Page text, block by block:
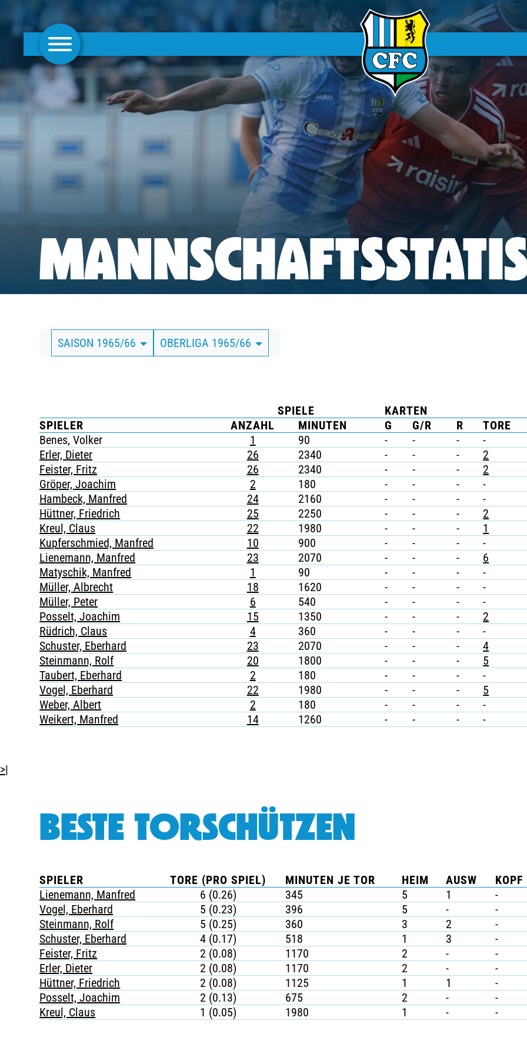
AKTUELLES
FRAUEN
CLUBMITGLIEDSCHAFT
BUSINESS
SÜDKURVE
TICKETING
SAISON 1965/66 OBERLIGA 1965/66
SPIELE
KARTEN
SPIELER
ANZAHL MINUTEN G G/R R
TORE
Benes, Volker
1 90 - - -
-
Erler, Dieter
26 2340 - - -
2
Feister, Fritz
26 2340 - - -
2
Gröper, Joachim
2 180 - - -
-
Hambeck, Manfred
24 2160 - - -
-
Hüttner, Friedrich
25 2250 - - -
2
Kreul, Claus
22 1980 - - -
1
Kupferschmied, Manfred
10 900 - - -
-
Lienemann, Manfred
23 2070 - - -
6
Matyschik, Manfred
1 90 - - -
-
Müller, Albrecht
18 1620 - - -
-
Müller, Peter
6 540 - - -
-
Posselt, Joachim
15 1350 - - -
2
Rüdrich, Claus
4 360 - - -
-
Schuster, Eberhard
23 2070 - - -
4
Steinmann, Rolf
20 1800 - - -
5
Taubert, Eberhard
2 180 - - -
-
Vogel, Eberhard
22 1980 - - -
5
Weber, Albert
2 180 - - -
-
Weikert, Manfred
14 1260 - - - -
>|
BESTE TORSCHÜTZEN
SPIELER TORE (PRO SPIEL) MINUTEN JE TOR HEIM AUSW
Lienemann, Manfred
6 (0.26) 345 5 1
-
Vogel, Eberhard
5 (0.23) 396 5 -
-
Steinmann, Rolf
5 (0.25) 360 3 2
-
Schuster, Eberhard
4 (0.17) 518 1 3
-
Feister, Fritz
2 (0.08) 1170 2 -
-
Erler, Dieter
2 (0.08) 1170 2 -
-
Hüttner, Friedrich
2 (0.08) 1125 1 1
-
Posselt, Joachim
2 (0.13) 675 2 -
-
Kreul, Claus
1 (0.05) 1980 1 - -